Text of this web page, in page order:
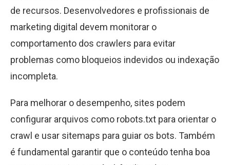
de recursos. Desenvolvedores e profissionais de
marketing digital devem monitorar o
comportamento dos crawlers para evitar
problemas como bloqueios indevidos ou indexação
incompleta.
Para melhorar o desempenho, sites podem
configurar arquivos como robots.txt para orientar o
crawl e usar sitemaps para guiar os bots. Também
é fundamental garantir que o conteúdo tenha boa